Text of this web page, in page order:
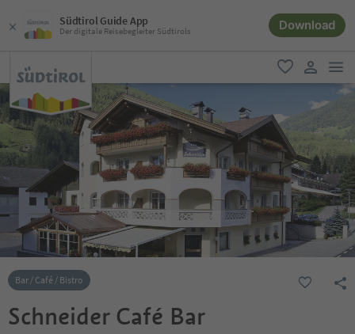
Südtirol Guide App
Der digitale Reisebegleiter Südtirols Download
favorit
user link
Bar / Café / Bistro
Schneider Café Bar